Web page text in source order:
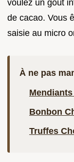
voulez un goût
de cacao. Vous
saisie au micro
À ne pas
Bonbon
Truffes